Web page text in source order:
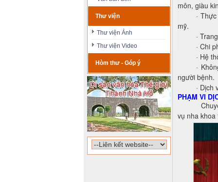
Thư viện
Thư viện Ảnh
Thư viện Video
Hòm thư - Góp ý
môn, giàu
·
mỹ.
·
· Chi
· Hệ
·
người bệnh.
· Dịch
PHẠM VI
vụ nha khoa